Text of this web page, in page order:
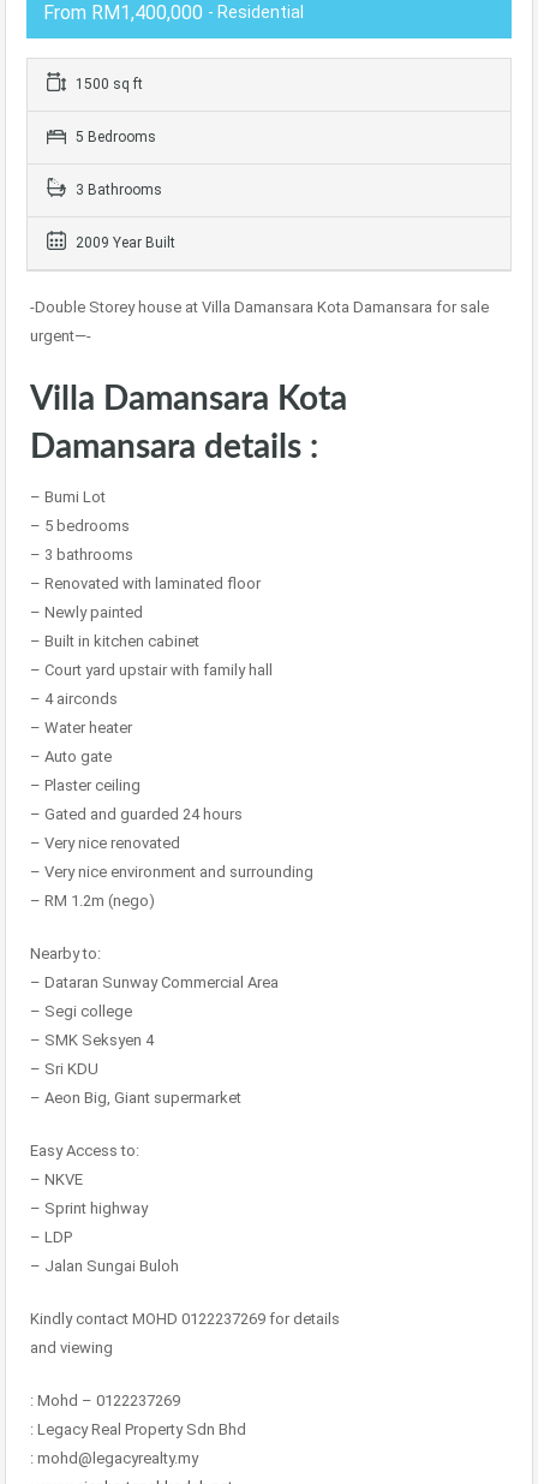
From RM1,400,000 - Residential
1500 sq ft
5 Bedrooms
3 Bathrooms
2009 Year Built
-Double Storey house at Villa Damansara Kota Damansara for sale
urgent—-
Villa Damansara Kota
Damansara details :
– Bumi Lot
– 5 bedrooms
– 3 bathrooms
– Renovated with laminated floor
– Newly painted
– Built in kitchen cabinet
– Court yard upstair with family hall
– 4 airconds
– Water heater
– Auto gate
– Plaster ceiling
– Gated and guarded 24 hours
– Very nice renovated
– Very nice environment and surrounding
– RM 1.2m (nego)
Nearby to:
– Dataran Sunway Commercial Area
– Segi college
– SMK Seksyen 4
– Sri KDU
– Aeon Big, Giant supermarket
Easy Access to:
– NKVE
– Sprint highway
– LDP
– Jalan Sungai Buloh
Kindly contact MOHD 0122237269 for details
and viewing
: Mohd – 0122237269
: Legacy Real Property Sdn Bhd
: mohd@legacyrealty.my